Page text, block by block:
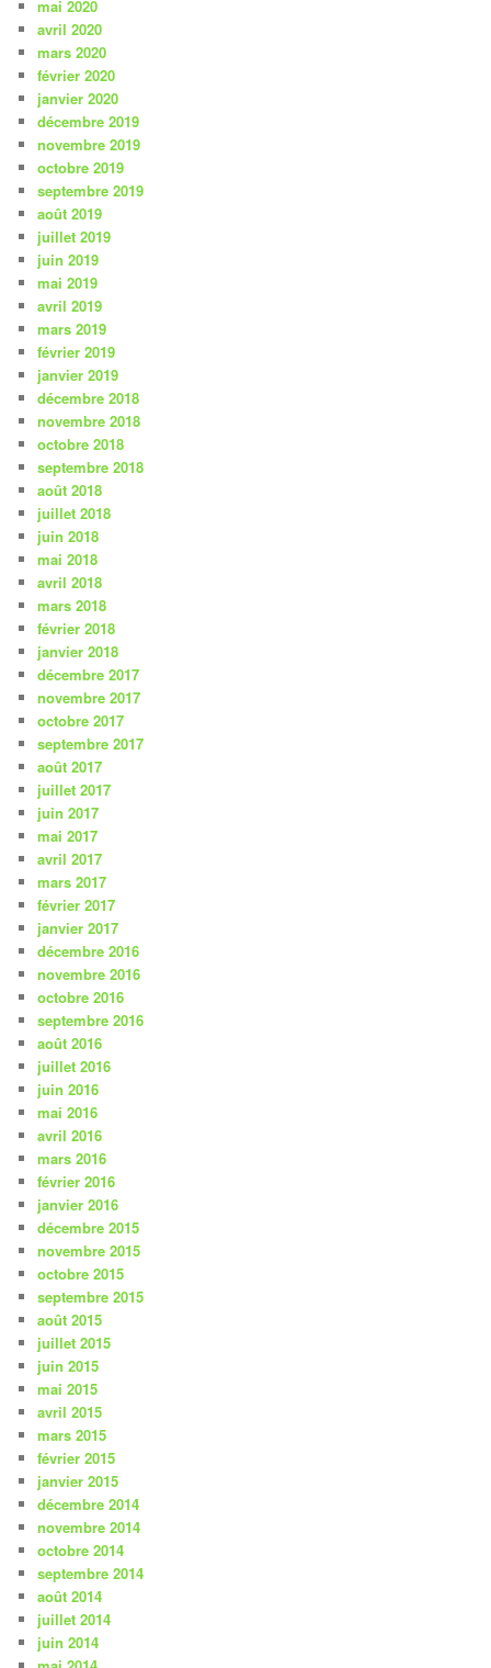
mai 2020
avril 2020
mars 2020
février 2020
janvier 2020
décembre 2019
novembre 2019
octobre 2019
septembre 2019
août 2019
juillet 2019
juin 2019
mai 2019
avril 2019
mars 2019
février 2019
janvier 2019
décembre 2018
novembre 2018
octobre 2018
septembre 2018
août 2018
juillet 2018
juin 2018
mai 2018
avril 2018
mars 2018
février 2018
janvier 2018
décembre 2017
novembre 2017
octobre 2017
septembre 2017
août 2017
juillet 2017
juin 2017
mai 2017
avril 2017
mars 2017
février 2017
janvier 2017
décembre 2016
novembre 2016
octobre 2016
septembre 2016
août 2016
juillet 2016
juin 2016
mai 2016
avril 2016
mars 2016
février 2016
janvier 2016
décembre 2015
novembre 2015
octobre 2015
septembre 2015
août 2015
juillet 2015
juin 2015
mai 2015
avril 2015
mars 2015
février 2015
janvier 2015
décembre 2014
novembre 2014
octobre 2014
septembre 2014
août 2014
juillet 2014
juin 2014